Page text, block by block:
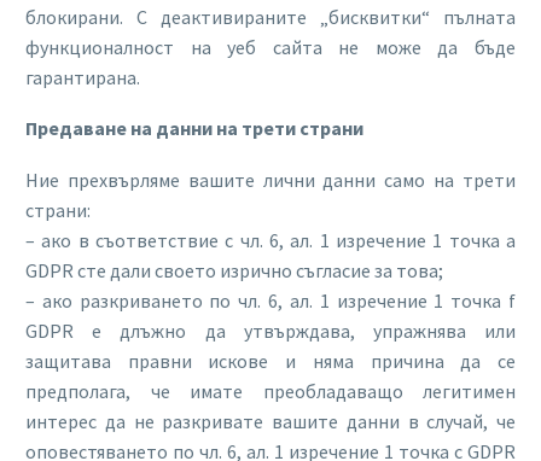
блокирани. С деактивираните „бисквитки“ пълната
функционалност на уеб сайта не може да бъде
гарантирана.
Предаване на данни на трети страни
Ние прехвърляме вашите лични данни само на трети
страни:
– ако в съответствие с чл. 6, ал. 1 изречение 1 точка a
GDPR сте дали своето изрично съгласие за това;
– ако разкриването по чл. 6, ал. 1 изречение 1 точка f
GDPR е длъжно да утвърждава, упражнява или
защитава правни искове и няма причина да се
предполага, че имате преобладаващо легитимен
интерес да не разкривате вашите данни в случай, че
оповестяването по чл. 6, ал. 1 изречение 1 точка c GDPR